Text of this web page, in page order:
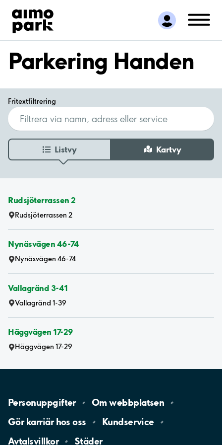
Hitta parkering
Samarbete
Kundservice
Om Aimo Park
Parkering Handen
Fritextfiltrering
Listvy Kartvy
Rudsjöterrassen 2
Rudsjöterrassen 2
Nynäsvägen 46-74
Nynäsvägen 46-74
Vallagränd 3-41
Vallagränd 1-39
Häggvägen 17-29
Häggvägen 17-29
Personuppgifter Omwebbplatsen
Gör karriär hososs
Kundservice
Avtalsvillkor
Städer